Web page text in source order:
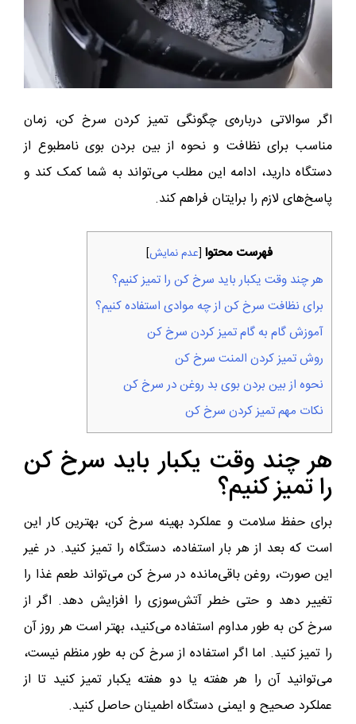
اگر سوالاتی درباره‌ی چگونگی تمیز کردن سرخ کن، زمان
مناسب برای نظافت و نحوه از بین بردن بوی نامطبوع از
دستگاه دارید، ادامه این مطلب می‌تواند به شما کمک کند و
پاسخ‌های لازم را برایتان فراهم کند.
فهرست محتوا [عدم نمایش]
هر چند وقت یکبار باید سرخ کن را تمیز کنیم؟
برای نظافت سرخ کن از چه موادی استفاده کنیم؟
آموزش گام به گام تمیز کردن سرخ کن
روش تمیز کردن المنت سرخ کن
نحوه از بین بردن بوی بد روغن در سرخ کن
نکات مهم تمیز کردن سرخ کن
هر چند وقت یکبار باید سرخ کن
را تمیز کنیم؟
برای حفظ سلامت و عملکرد بهینه سرخ کن، بهترین کار این
است که بعد از هر بار استفاده، دستگاه را تمیز کنید. در غیر
این صورت، روغن باقی‌مانده در سرخ کن می‌تواند طعم غذا را
تغییر دهد و حتی خطر آتش‌سوزی را افزایش دهد. اگر از
سرخ کن به طور مداوم استفاده می‌کنید، بهتر است هر روز آن
را تمیز کنید. اما اگر استفاده از سرخ کن به طور منظم نیست،
می‌توانید آن را هر هفته یا دو هفته یکبار تمیز کنید تا از
عملکرد صحیح و ایمنی دستگاه اطمینان حاصل کنید.